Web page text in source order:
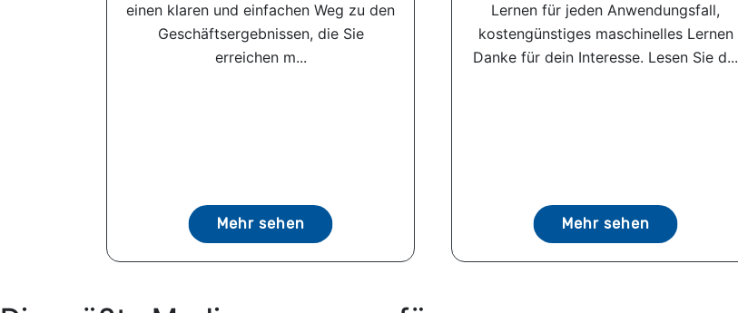
einen klaren und einfachen Weg zu den
Geschäftsergebnissen, die Sie
erreichen m...
Mehr sehen
Lernen für jeden Anwendungsfall,
kostengünstiges maschinelles Lernen
Danke für dein Interesse. Lesen Sie d...
Mehr sehen